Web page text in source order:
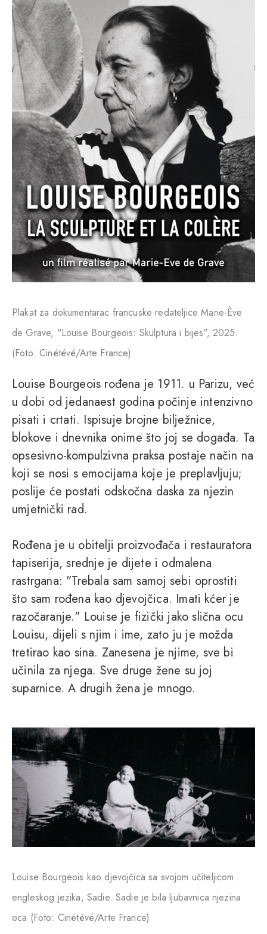
Plakat za dokumentarac francuske redateljice Marie-Ève
de Grave, "Louise Bourgeois: Skulptura i bijes", 2025.
(Foto: Cinétévé/Arte France)
Louise Bourgeois rođena je 1911. u Parizu, već
u dobi od jedanaest godina počinje intenzivno
pisati i crtati. Ispisuje brojne bilježnice,
blokove i dnevnika onime što joj se događa. Ta
opsesivno-kompulzivna praksa postaje način na
koji se nosi s emocijama koje je preplavljuju;
poslije će postati odskočna daska za njezin
umjetnički rad.
Rođena je u obitelji proizvođača i restauratora
tapiserija, srednje je dijete i odmalena
rastrgana: "Trebala sam samoj sebi oprostiti
što sam rođena kao djevojčica. Imati kćer je
razočaranje." Louise je fizički jako slična ocu
Louisu, dijeli s njim i ime, zato ju je možda
tretirao kao sina. Zanesena je njime, sve bi
učinila za njega. Sve druge žene su joj
suparnice. A drugih žena je mnogo.
Louise Bourgeois kao djevojčica sa svojom učiteljicom
engleskog jezika, Sadie. Sadie je bila ljubavnica njezina
oca (Foto: Cinétévé/Arte France)